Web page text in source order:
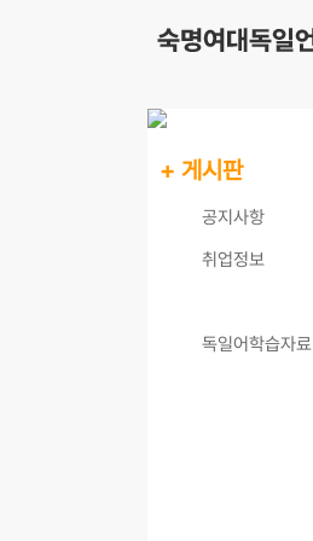
+ 게시판
공지사항
취업정보
독일어학습자료